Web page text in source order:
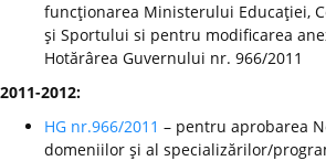
funcţionarea Ministerului Educaţiei,
şi Sportului si pentru modificarea
Hotărârea Guvernului nr. 966/2011
2011-2012:
HG nr.966/2011 – pentru aprobarea
domeniilor şi al specializărilor/